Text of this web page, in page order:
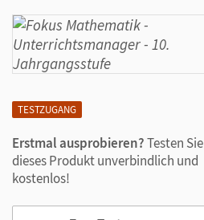
TESTZUGANG
Erstmal ausprobieren?Testen Sie
dieses Produkt unverbindlich und
kostenlos!